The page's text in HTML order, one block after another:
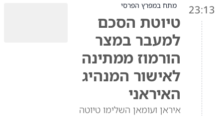
23:13 מתח במפרץ הפרסי
טיוטת הסכם
למעבר במצר
הורמוז ממתינה
לאישור המנהיג
האיראני
איראן ועומאן השלימו טיוטה